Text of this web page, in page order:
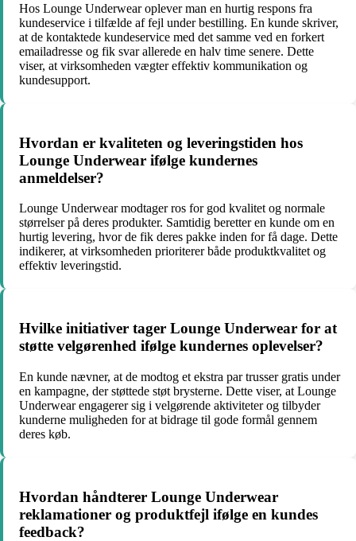
Hos Lounge Underwear oplever man en hurtig respons fra
kundeservice i tilfælde af fejl under bestilling. En kunde skriver,
at de kontaktede kundeservice med det samme ved en forkert
emailadresse og fik svar allerede en halv time senere. Dette
viser, at virksomheden vægter effektiv kommunikation og
kundesupport.
Hvordan er kvaliteten og leveringstiden hos
Lounge Underwear ifølge kundernes
anmeldelser?
Lounge Underwear modtager ros for god kvalitet og normale
størrelser på deres produkter. Samtidig beretter en kunde om en
hurtig levering, hvor de fik deres pakke inden for få dage. Dette
indikerer, at virksomheden prioriterer både produktkvalitet og
effektiv leveringstid.
Hvilke initiativer tager Lounge Underwear for at
støtte velgørenhed ifølge kundernes oplevelser?
En kunde nævner, at de modtog et ekstra par trusser gratis under
en kampagne, der støttede støt brysterne. Dette viser, at Lounge
Underwear engagerer sig i velgørende aktiviteter og tilbyder
kunderne muligheden for at bidrage til gode formål gennem
deres køb.
Hvordan håndterer Lounge Underwear
reklamationer og produktfejl ifølge en kundes
feedback?